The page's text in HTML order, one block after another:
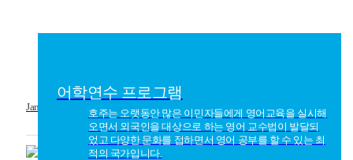
James Cook University Australia
어학연수 프로그램
호주는 오랫동안 많은 이민자들에게 영어교육을 실시해
오면서 외국인을 대상으로 하는 영어 교수법이 발달되
었고 다양한 문화를 접하면서 영어 공부를 할 수 있는 최
적의 국가입니다.